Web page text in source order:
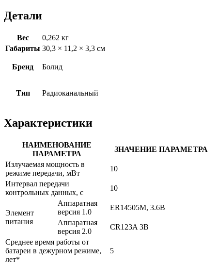
Детали
Вес
0,262 кг
Габариты 30,3 × 11,2 × 3,3 см
Бренд Болид
Тип Радиоканальный
Характеристики
НАИМЕНОВАНИЕ
ПАРАМЕТРА
ЗНАЧЕНИЕ ПАРАМЕТРА
Излучаемая мощность в
режиме передачи, мВт
10
Интервал передачи
контрольных данных, с
10
Элемент
питания
Аппаратная
версия 1.0
ER14505M, 3.6В
Аппаратная
версия 2.0
CR123A 3В
Среднее время работы от
батареи в дежурном режиме,
лет*
5